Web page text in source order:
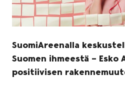
SuomiAreenalla
Suomen ihmeestä – Esko
positiivisen